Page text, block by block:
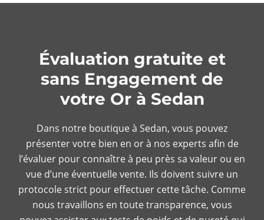
Évaluation gratuite et
sans Engagement de
votre Or à Sedan
Dans notre boutique à Sedan, vous pouvez
présenter votre bien en or à nos experts afin de
l’évaluer pour connaître à peu près sa valeur ou en
vue d’une éventuelle vente. Ils doivent suivre un
protocole strict pour effectuer cette tâche. Comme
nous travaillons en toute transparence, vous